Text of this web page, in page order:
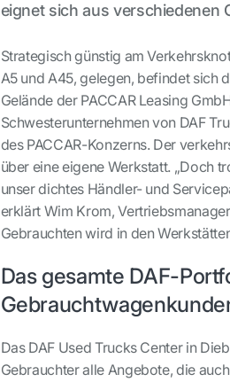
eignet sich aus verschiedenen
Strategisch günstig am
A5 und A45, gelegen, befindet sich
Gelände der PACCAR Leasing
Schwesterunternehmen von DAF
des PACCAR-Konzerns. Der
über eine eigene Werkstatt. „Doch
unser dichtes Händler- und
erklärt Wim Krom,
Gebrauchten wird in den
Das gesamte DAF-
Das DAF Used Trucks Center in
Gebrauchter alle Angebote, die